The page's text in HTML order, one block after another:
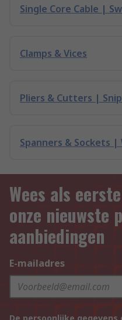
Single Core Cable |
Clamps & Vices
Pliers & Cutters |
Spanners & Sockets |
Wees als
onze nieuwste
aanbiedingen
E-mailadres